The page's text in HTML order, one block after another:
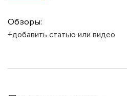
Обзоры:
+добавить статью или видео